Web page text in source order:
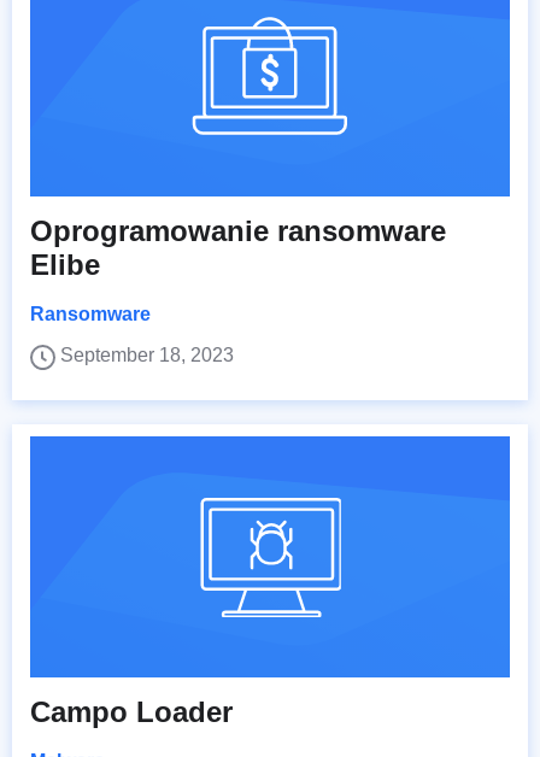
Oprogramowanie ransomware
Elibe
Ransomware
September 18, 2023
Campo Loader